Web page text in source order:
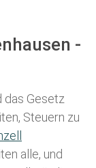
-
das Gesetz
Steuern zu
alle, und